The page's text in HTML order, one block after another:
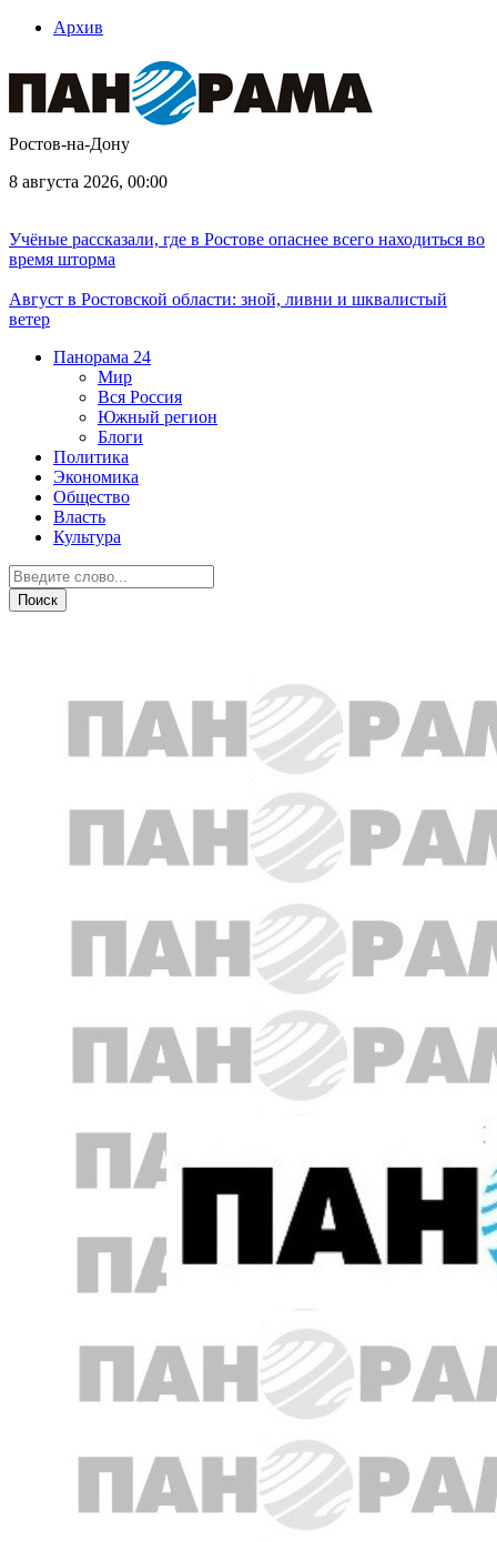
Архив
Ростов-на-Дону
8 августа 2026, 00:00
Учёные рассказали, где в Ростове опаснее всего находиться во
время шторма
Август в Ростовской области: зной, ливни и шквалистый
ветер
Панорама 24
Мир
Вся Россия
Южный регион
Блоги
Политика
Экономика
Общество
Власть
Культура